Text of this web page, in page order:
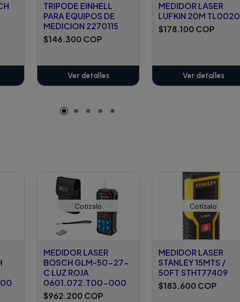
TRIPODE EINHELL
PARA EQUIPOS DE
MEDICION 2270115
$146.300 COP
Ver detalles
MEDIDOR LASER
LUFKIN 20M TL0020
$178.100 COP
Ver detalles
Cotízalo
MEDIDOR LASER
BOSCH GLM-50-27-
C LUZ ROJA
0601.072.T00-000
$962.200 COP
Cotízalo
MEDIDOR LASER
STANLEY 15MTS /
50FT STHT77409
$183.600 COP